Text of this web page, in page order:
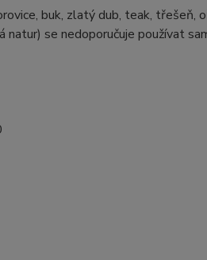
buk, zlatý dub, teak, třešeň,
se nedoporučuje používat